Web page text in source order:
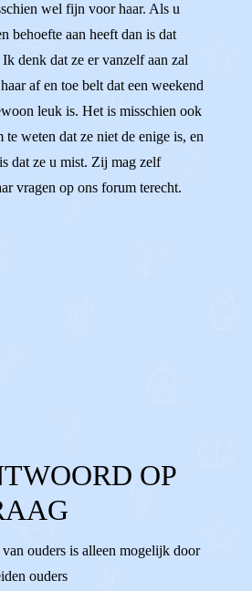
wel fijn voor haar. Als u
behoefte aan heeft dan is dat
denk dat ze er vanzelf aan zal
af en toe belt dat een weekend
leuk is. Het is misschien ook
weten dat ze niet de enige is, en
dat ze u mist. Zij mag zelf
vragen op ons forum terecht.
OP
ouders is alleen mogelijk door
ouders